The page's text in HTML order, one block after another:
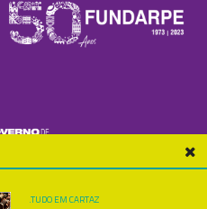
.TUDO EM CARTAZ